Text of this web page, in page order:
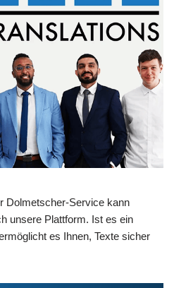
Dolmetscher-Service kann
unsere Plattform. Ist es ein
es Ihnen, Texte sicher